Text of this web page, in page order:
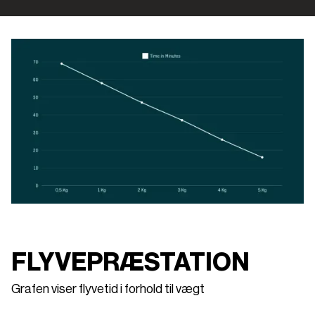
FLYVEPRÆSTATION
Grafen viser flyvetid i forhold til vægt